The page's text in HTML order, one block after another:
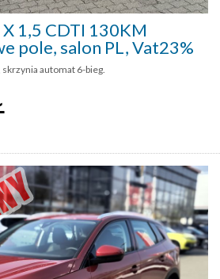
1,5 CDTI 130KM
pole, salon PL, Vat23%
automat 6-bieg.